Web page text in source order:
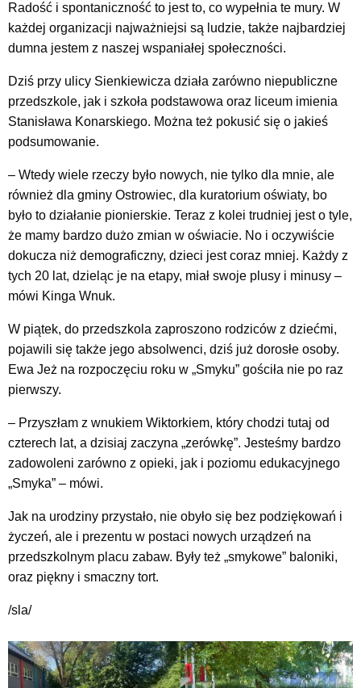
Radość i spontaniczność to jest to, co wypełnia te mury. W
każdej organizacji najważniejsi są ludzie, także najbardziej
dumna jestem z naszej wspaniałej społeczności.
Dziś przy ulicy Sienkiewicza działa zarówno niepubliczne
przedszkole, jak i szkoła podstawowa oraz liceum imienia
Stanisława Konarskiego. Można też pokusić się o jakieś
podsumowanie.
– Wtedy wiele rzeczy było nowych, nie tylko dla mnie, ale
również dla gminy Ostrowiec, dla kuratorium oświaty, bo
było to działanie pionierskie. Teraz z kolei trudniej jest o tyle,
że mamy bardzo dużo zmian w oświacie. No i oczywiście
dokucza niż demograficzny, dzieci jest coraz mniej. Każdy z
tych 20 lat, dzieląc je na etapy, miał swoje plusy i minusy –
mówi Kinga Wnuk.
W piątek, do przedszkola zaproszono rodziców z dziećmi,
pojawili się także jego absolwenci, dziś już dorosłe osoby.
Ewa Jeż na rozpoczęciu roku w „Smyku” gościła nie po raz
pierwszy.
– Przyszłam z wnukiem Wiktorkiem, który chodzi tutaj od
czterech lat, a dzisiaj zaczyna „zerówkę”. Jesteśmy bardzo
zadowoleni zarówno z opieki, jak i poziomu edukacyjnego
„Smyka” – mówi.
Jak na urodziny przystało, nie obyło się bez podziękowań i
życzeń, ale i prezentu w postaci nowych urządzeń na
przedszkolnym placu zabaw. Były też „smykowe” baloniki,
oraz piękny i smaczny tort.
/sla/